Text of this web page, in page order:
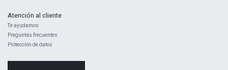
Atención al cliente
Te ayudamos
Preguntas frecuentes
Protección de datos